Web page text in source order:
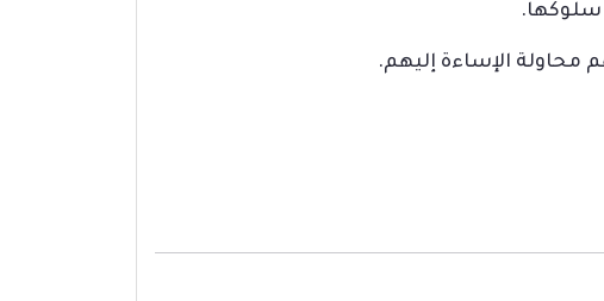
سلوكها.
الإساءة إليهم.